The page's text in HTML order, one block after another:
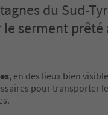
du Sud-
serment prêté
, en des lieux bien
pour transporter